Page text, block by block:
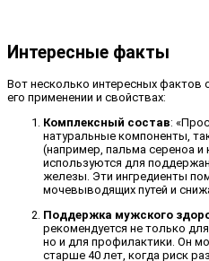
Интересные факты
Вот несколько интересных фактов
его применении и свойствах:
Комплексный состав:
натуральные компоненты,
(например, пальма сереноа
используются для
железы. Эти ингредиенты
мочевыводящих путей и
Поддержка мужского
рекомендуется не только
но и для профилактики. Он
старше 40 лет, когда риск